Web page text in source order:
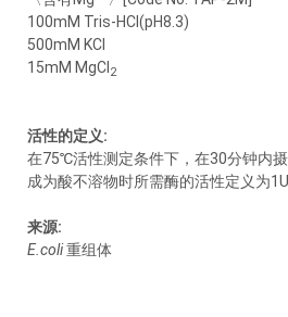
100mM Tris-HCl(pH8.3)
500mM KCl
15mM MgCl 2
活性的定义:
在75℃活性测定条件下，在30分钟内
成为酸不溶物时所需酶的活性定义为1U
来源:
E.coli重组体